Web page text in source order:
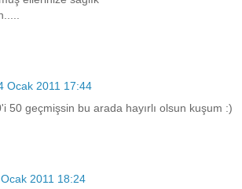
Ocak 2011 17:44
50 geçmişsin bu arada hayırlı olsun kuşum :)
2011 18:24